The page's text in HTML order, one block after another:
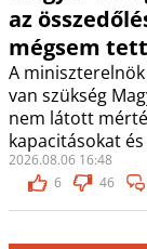
az
mégsem
A
van szükség
nem látott
kapacitásokat
2026.08.06 16:48
6
46